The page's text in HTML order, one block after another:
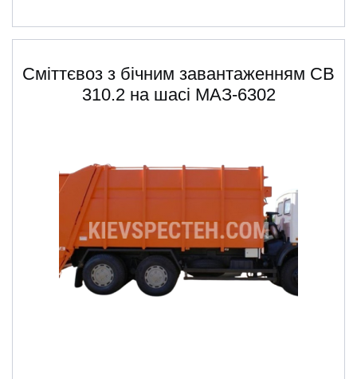
Сміттєвоз з бічним завантаженням СВ
310.2 на шасі МАЗ-6302